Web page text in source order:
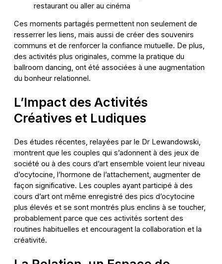
restaurant ou aller au cinéma
Ces moments partagés permettent non seulement de
resserrer les liens, mais aussi de créer des souvenirs
communs et de renforcer la confiance mutuelle. De plus,
des activités plus originales, comme la pratique du
ballroom dancing, ont été associées à une augmentation
du bonheur relationnel.
L’Impact des Activités
Créatives et Ludiques
Des études récentes, relayées par le Dr Lewandowski,
montrent que les couples qui s’adonnent à des jeux de
société ou à des cours d’art ensemble voient leur niveau
d’ocytocine, l’hormone de l’attachement, augmenter de
façon significative. Les couples ayant participé à des
cours d’art ont même enregistré des pics d’ocytocine
plus élevés et se sont montrés plus enclins à se toucher,
probablement parce que ces activités sortent des
routines habituelles et encouragent la collaboration et la
créativité.